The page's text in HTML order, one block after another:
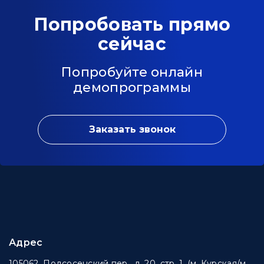
Попробовать прямо
сейчас
Попробуйте онлайн
демопрограммы
Заказать звонок
Адрес